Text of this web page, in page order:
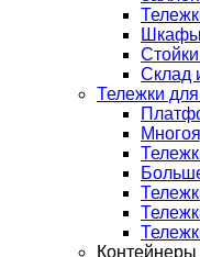
Шкафы
Склад
Тележки для
Контейнеры